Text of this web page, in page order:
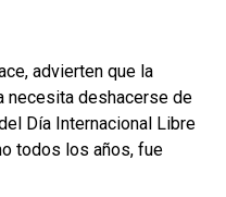
advierten que la
necesita deshacerse de
Día Internacional Libre
todos los años, fue